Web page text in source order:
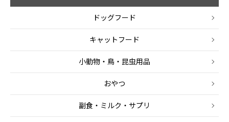
ドッグフード
キャットフード
小動物・鳥・昆虫用品
おやつ
副食・ミルク・サプリ